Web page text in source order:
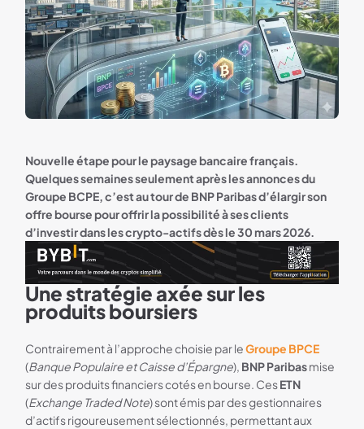
Nouvelle étape pour le paysage bancaire français.
Quelques semaines seulement après les annonces du
Groupe BCPE, c’est au tour de BNP Paribas d’élargir son
offre bourse pour offrir la possibilité à ses clients
d’investir dans les crypto-actifs dès le 30 mars 2026.
Bannière Bybit WORLD
Une stratégie axée sur les
produits boursiers
Contrairement à l’approche choisie par leGroupe BPCE
(Banque Populaire et Caisse d’Épargne), BNP Paribasmise
sur des produits financiers cotés en bourse. CesETN
(Exchange Traded Note) sont émis par des gestionnaires
d’actifs rigoureusement sélectionnés, permettant aux